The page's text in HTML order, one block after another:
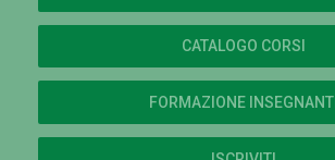
CATALOGO CORSI
FORMAZIONE INSEGNANTI